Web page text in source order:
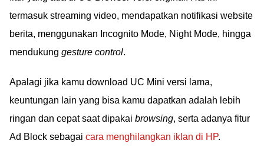
termasuk streaming video, mendapatkan notifikasi website
berita, menggunakan Incognito Mode, Night Mode, hingga
mendukung gesture control.
Apalagi jika kamu download UC Mini versi lama,
keuntungan lain yang bisa kamu dapatkan adalah lebih
ringan dan cepat saat dipakai browsing, serta adanya fitur
Ad Block sebagai cara menghilangkan iklan di HP.